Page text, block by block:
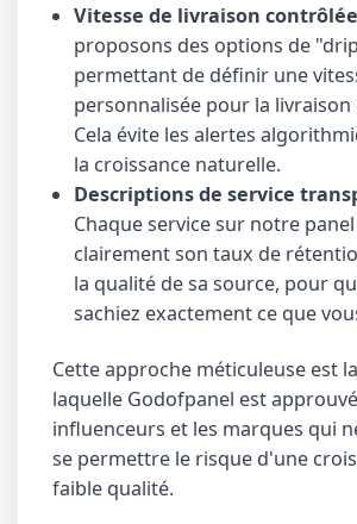
Vitesse de livraison
proposons des options de
permettant de définir une
personnalisée pour la livraison
Cela évite les alertes
la croissance naturelle.
Descriptions de service
Chaque service sur notre
clairement son taux de
la qualité de sa source, pour
sachiez exactement ce que
Cette approche méticuleuse est
laquelle Godofpanel est
influenceurs et les marques qui
se permettre le risque d'une
faible qualité.